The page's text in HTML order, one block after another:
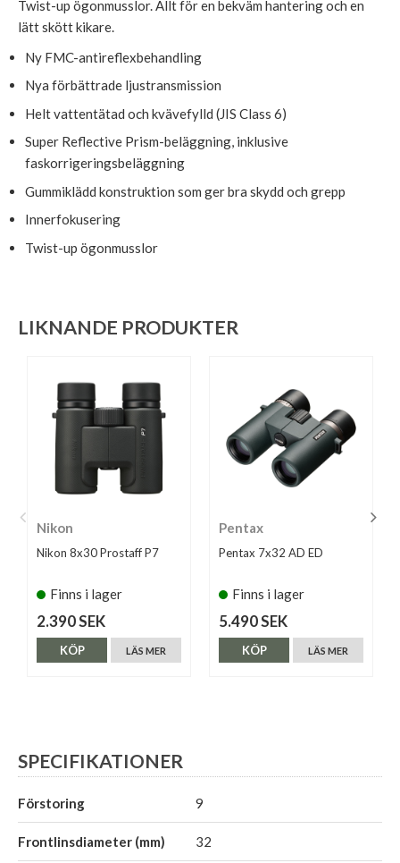
Twist-up ögonmusslor. Allt för en bekväm hantering och en
lätt skött kikare.
Ny FMC-antireflexbehandling
Nya förbättrade ljustransmission
Helt vattentätad och kvävefylld (JIS Class 6)
Super Reflective Prism-beläggning, inklusive
faskorrigeringsbeläggning
Gummiklädd konstruktion som ger bra skydd och grepp
Innerfokusering
Twist-up ögonmusslor
LIKNANDE PRODUKTER
Nikon
Nikon 8x30 Prostaff P7
Finns i lager
2.390 SEK
LÄS MER
KÖP
Pentax
Pentax 7x32 AD ED
Finns i lager
5.490 SEK
LÄS MER
KÖP
SPECIFIKATIONER
Förstoring 9
Frontlinsdiameter (mm) 32